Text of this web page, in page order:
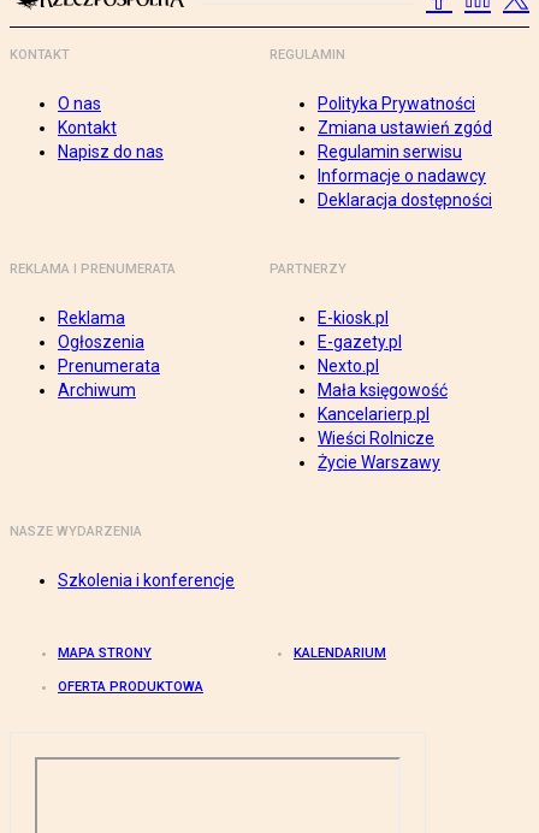
KONTAKT
O nas
Kontakt
Napisz do nas
REGULAMIN
Polityka Prywatności
Zmiana ustawień zgód
Regulamin serwisu
Informacje o nadawcy
Deklaracja dostępności
REKLAMA I PRENUMERATA
Reklama
Ogłoszenia
Prenumerata
Archiwum
PARTNERZY
E-kiosk.pl
E-gazety.pl
Nexto.pl
Mała księgowość
Kancelarierp.pl
Wieści Rolnicze
Życie Warszawy
NASZE WYDARZENIA
Szkolenia i konferencje
MAPA STRONY KALENDARIUM
OFERTA PRODUKTOWA